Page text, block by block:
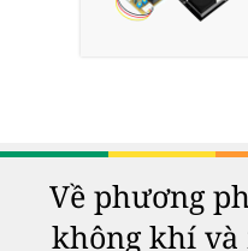
Về phương
không khí và